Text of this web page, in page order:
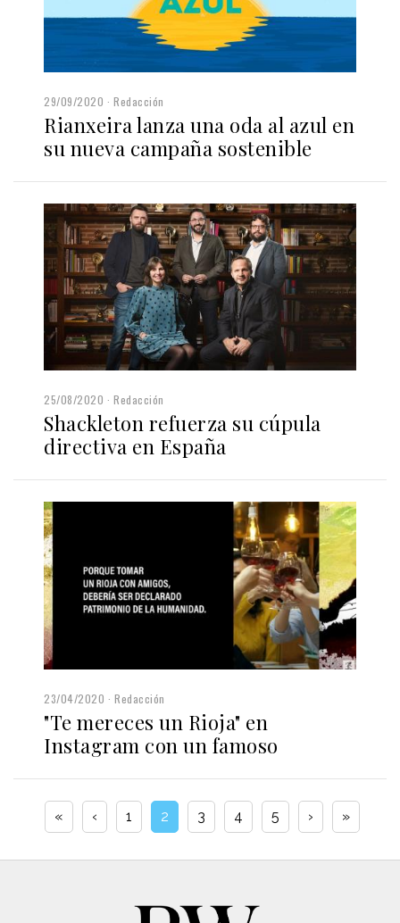
29/09/2020 Redacción
Rianxeira lanza una oda al azul en
su nueva campaña sostenible
25/08/2020 Redacción
Shackleton refuerza su cúpula
directiva en España
23/04/2020 Redacción
"Te mereces un Rioja" en
Instagram con un famoso
« ‹ 1 2 3 4 5 › »